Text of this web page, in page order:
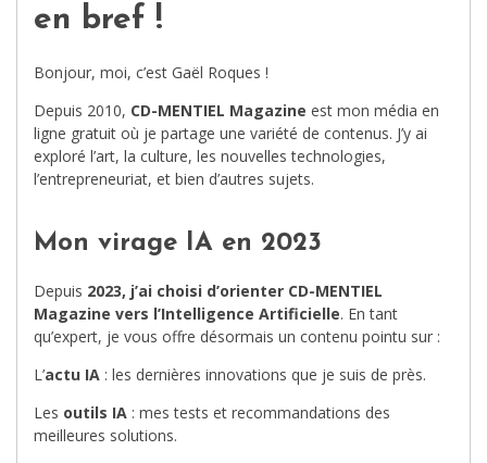
en bref !
Bonjour, moi, c’est Gaël Roques !
Depuis 2010, CD-MENTIEL Magazine est mon média en
ligne gratuit où je partage une variété de contenus. J’y ai
exploré l’art, la culture, les nouvelles technologies,
l’entrepreneuriat, et bien d’autres sujets.
Mon virage IA en 2023
Depuis 2023, j’ai choisi d’orienter CD-MENTIEL
Magazine vers l’Intelligence Artificielle. En tant
qu’expert, je vous offre désormais un contenu pointu sur :
L’actu IA : les dernières innovations que je suis de près.
Les outils IA : mes tests et recommandations des
meilleures solutions.